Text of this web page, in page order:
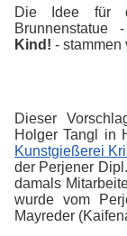
Die Idee für
Brunnenstatue -
Kind! - stammen
Dieser
Holger Tangl in
Kunstgießerei
der Perjener
damals
wurde vom
Mayreder